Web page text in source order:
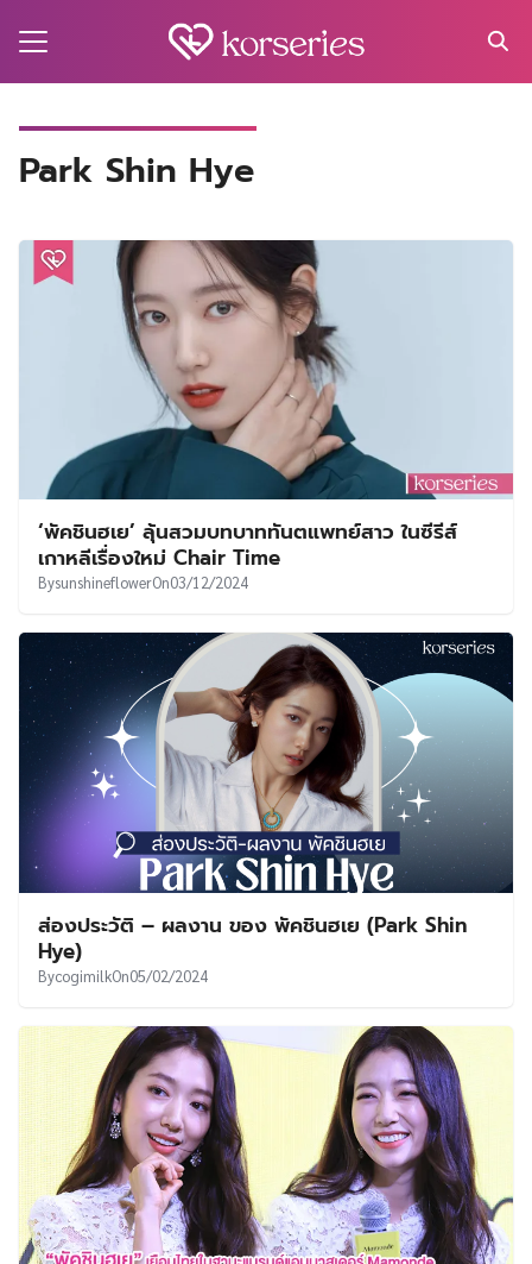
Park Shin Hye
‘พัคชินฮเย’ ลุ้นสวมบทบาททันตแพทย์สาว ในซีรีส์
เกาหลีเรื่องใหม่ Chair Time
BysunshineflowerOn03/12/2024
ส่องประวัติ – ผลงาน ของ พัคชินฮเย (Park Shin
Hye)
BycogimilkOn05/02/2024